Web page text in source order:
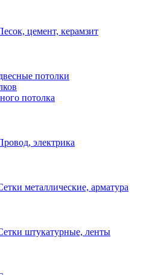
цемент, керамзит
потолки
потолка
электрика
металлические, арматура
штукатурные, ленты